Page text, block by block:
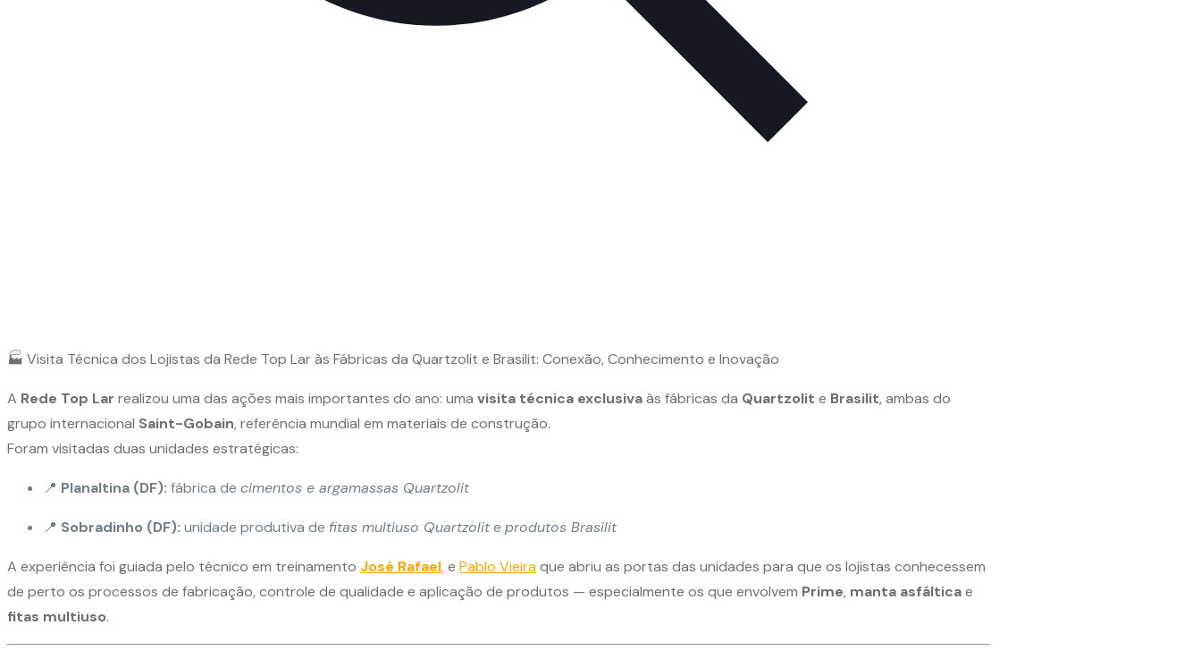
🏭 Visita Técnica dos Lojistas da Rede Top Lar às Fábricas da Quartzolit e Brasilit: Conexão, Conhecimento e Inovação
A Rede Top Lar realizou uma das ações mais importantes do ano: uma visita técnica exclusivaàs fábricas da Quartzolit e Brasilit, ambas do
grupo internacional Saint-Gobain, referência mundial em materiais de construção.
Foram visitadas duas unidades estratégicas:
📍 Planaltina (DF): fábrica de cimentos e argamassas Quartzolit
📍 Sobradinho (DF): unidade produtiva de fitas multiuso Quartzolite produtos Brasilit
A experiência foi guiada pelo técnico em treinamento José Rafael,e Pablo Vieiraque abriu as portas das unidades para que os lojistas conhecessem
de perto os processos de fabricação, controle de qualidade e aplicação de produtos — especialmente os que envolvem Prime, manta asfálticae
fitas multiuso.